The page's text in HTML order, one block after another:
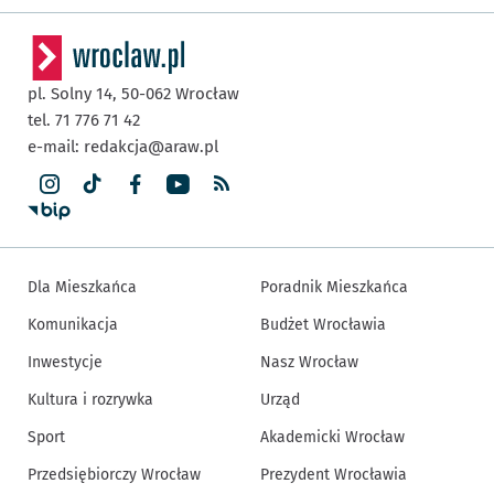
pl. Solny 14, 50-062 Wrocław
tel. 71 776 71 42
e-mail: redakcja@araw.pl
Dla Mieszkańca
Komunikacja
Inwestycje
Kultura i rozrywka
Sport
Przedsiębiorczy Wrocław
Poradnik Mieszkańca
Budżet Wrocławia
Nasz Wrocław
Urząd
Akademicki Wrocław
Prezydent Wrocławia